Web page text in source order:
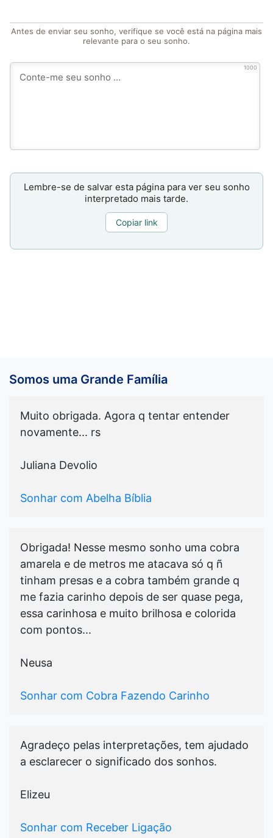
Antes de enviar seu sonho, verifique se você está na página mais
relevante para o seu sonho.
1000
Lembre-se de salvar esta página para ver seu sonho
interpretado mais tarde.
Copiar link
Somos uma Grande Família
Muito obrigada. Agora q tentar entender
novamente... rs
Juliana Devolio
Sonhar com Abelha Bíblia
Obrigada! Nesse mesmo sonho uma cobra
amarela e de metros me atacava só q ñ
tinham presas e a cobra também grande q
me fazia carinho depois de ser quase pega,
essa carinhosa e muito brilhosa e colorida
com pontos...
Neusa
Sonhar com Cobra Fazendo Carinho
Agradeço pelas interpretações, tem ajudado
a esclarecer o significado dos sonhos.
Elizeu
Sonhar com Receber Ligação